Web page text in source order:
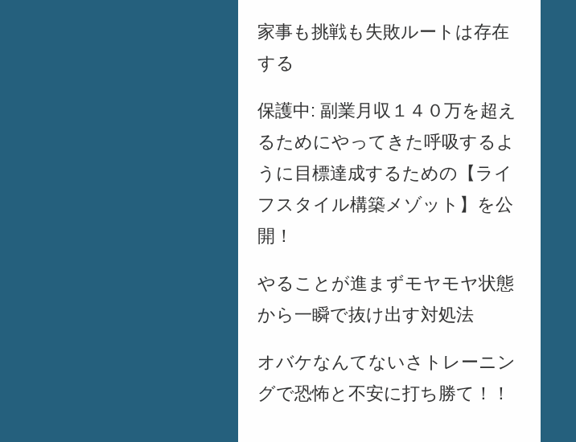
家事も挑戦も失敗ルートは存在
する
保護中: 副業月収１４０万を超え
るためにやってきた呼吸するよ
うに目標達成するための【ライ
フスタイル構築メゾット】を公
開！
やることが進まずモヤモヤ状態
から一瞬で抜け出す対処法
オバケなんてないさトレーニン
グで恐怖と不安に打ち勝て！！